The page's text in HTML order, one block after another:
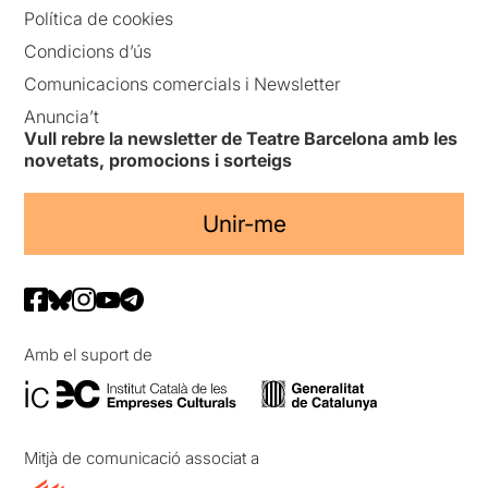
Política de cookies
Condicions d’ús
Comunicacions comercials i Newsletter
Anuncia’t
Vull rebre la newsletter de Teatre Barcelona amb les
novetats, promocions i sorteigs
Unir-me
Amb el suport de
Mitjà de comunicació associat a